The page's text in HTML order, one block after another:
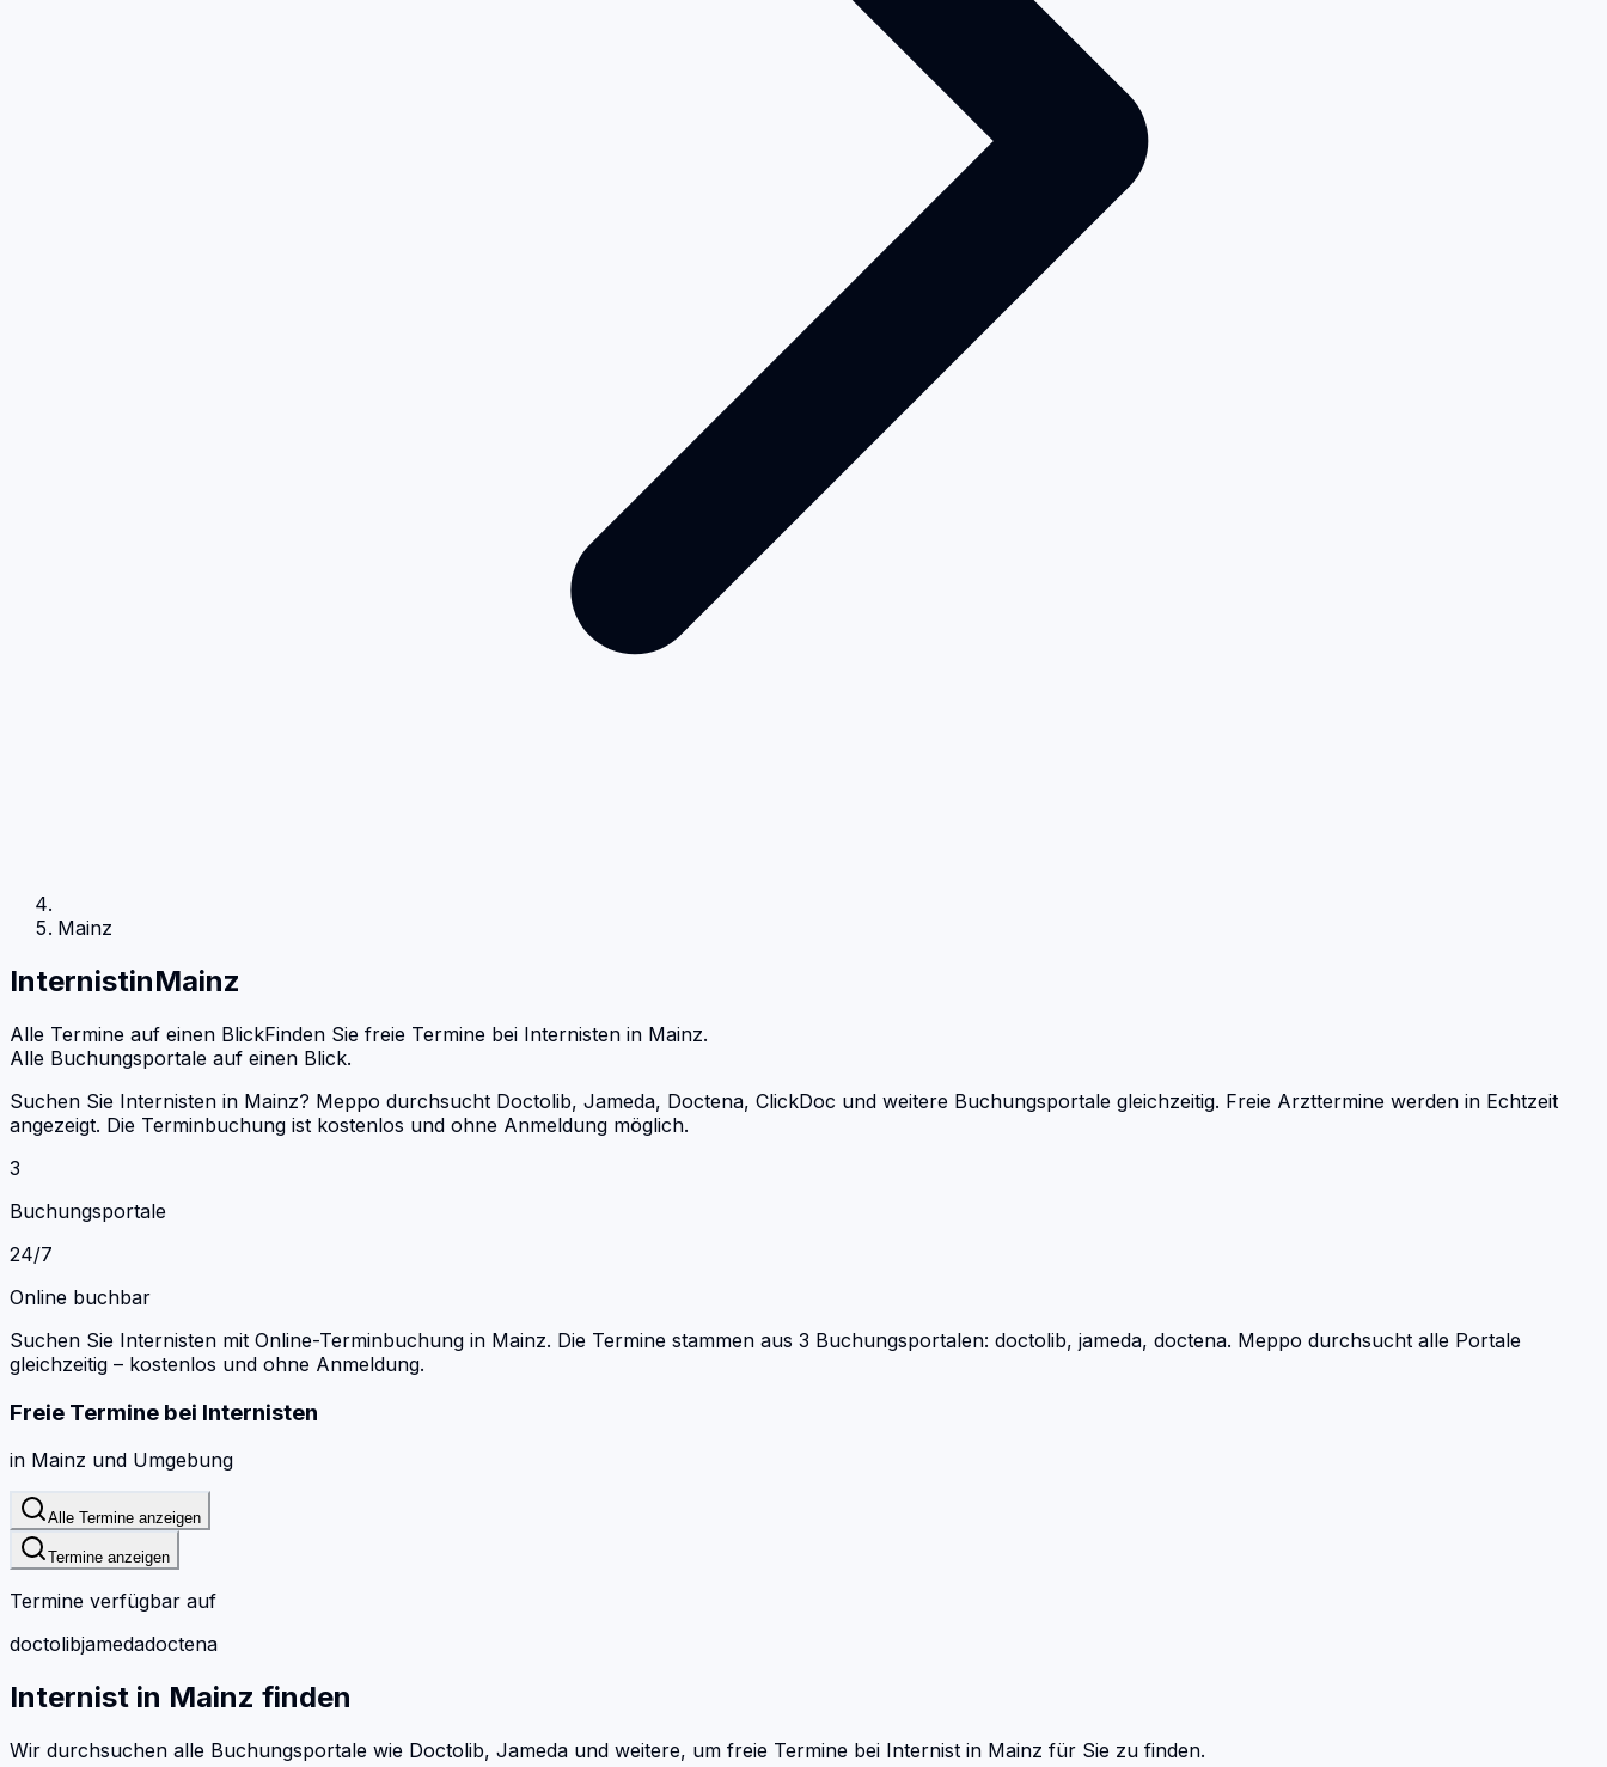
Mainz
InternistinMainz
Alle Termine auf einen BlickFinden Sie freie Termine bei Internisten in Mainz.
Alle Buchungsportale auf einen Blick.
Suchen Sie Internisten in Mainz? Meppo durchsucht Doctolib, Jameda, Doctena, ClickDoc und weitere Buchungsportale gleichzeitig. Freie Arzttermine werden in Echtzeit
angezeigt. Die Terminbuchung ist kostenlos und ohne Anmeldung möglich.
3
Buchungsportale
24/7
Online buchbar
Suchen Sie Internisten mit Online-Terminbuchung in Mainz. Die Termine stammen aus 3 Buchungsportalen: doctolib, jameda, doctena. Meppo durchsucht alle Portale
gleichzeitig – kostenlos und ohne Anmeldung.
Freie Termine bei Internisten
in Mainz und Umgebung
Alle Termine anzeigen
Termine anzeigen
Termine verfügbar auf
doctolibjamedadoctena
Internist in Mainz finden
Wir durchsuchen alle Buchungsportale wie Doctolib, Jameda und weitere, um freie Termine bei Internist in Mainz für Sie zu finden.